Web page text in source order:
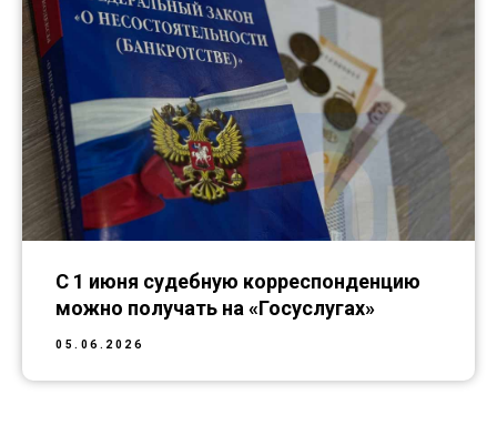
С 1 июня судебную корреспонденцию
можно получать на «Госуслугах»
05.06.2026